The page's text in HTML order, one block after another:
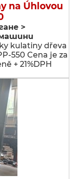
na Úhlovou
>
kulatiny dřeva
550 Cena je za
+ 21%DPH